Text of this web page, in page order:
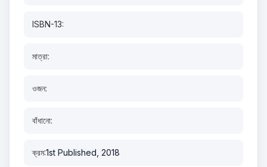
ISBN-13:
মাত্রা:
ওজন:
বাঁধানো:
ক্রম:1st Published, 2018